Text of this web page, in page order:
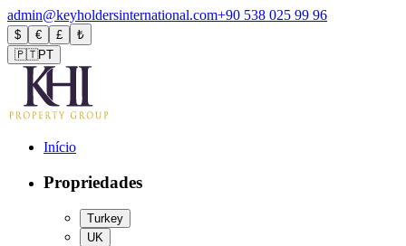
admin@keyholdersinternational.com+90 538 025 99 96
$ € £
₺
🇵🇹PT
Início
Propriedades
Turkey
UK